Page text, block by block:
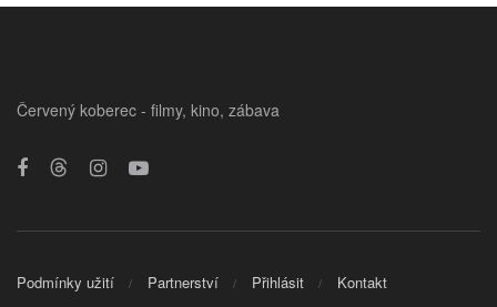
Červený koberec - filmy, kino, zábava
Podmínky užití Partnerství Přihlásit Kontakt